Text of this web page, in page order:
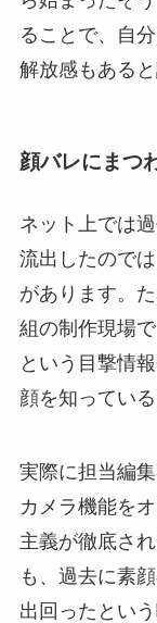
ることで、自
解放感もあると
顔バレにまつ
ネット上では
流出したので
があります。
組の制作現場
という目撃情
顔を知ってい
実際に担当編
カメラ機能を
主義が徹底さ
も、過去に素
出回ったとい